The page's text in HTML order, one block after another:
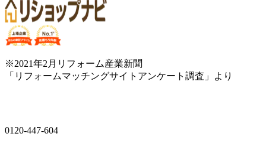
※2021年2月リフォーム産業新聞
「リフォームマッチングサイトアンケート調査」より
0120-447-604